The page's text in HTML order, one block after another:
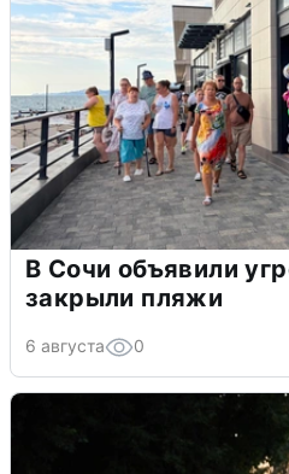
В Сочи объявили
закрыли пляжи
6 августа 0